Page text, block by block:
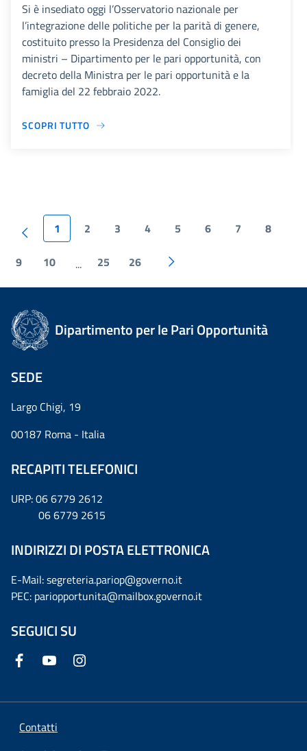
Si è insediato oggi l’Osservatorio nazionale per
l’integrazione delle politiche per la parità di genere,
costituito presso la Presidenza del Consiglio dei
ministri – Dipartimento per le pari opportunità, con
decreto della Ministra per le pari opportunità e la
famiglia del 22 febbraio 2022.
SCOPRI TUTTO
1 2 3 4 5 6 7 8
9 10 ... 25 26
Dipartimento per le Pari Opportunità
SEDE
Largo Chigi, 19
00187 Roma - Italia
RECAPITI TELEFONICI
URP: 06 6779 2612
06 6779 2615
INDIRIZZI DI POSTA ELETTRONICA
E-Mail: segreteria.pariop@governo.it
PEC: pariopportunita@mailbox.governo.it
SEGUICI SU
Contatti